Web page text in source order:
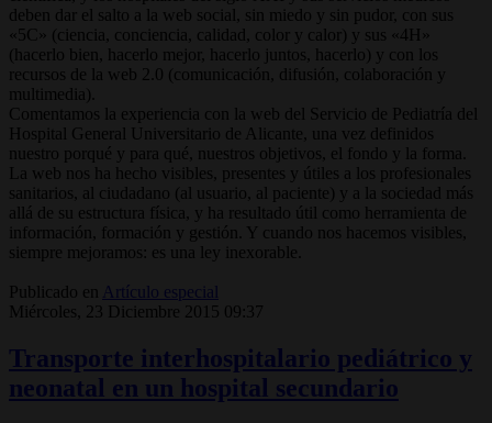
deben dar el salto a la web social, sin miedo y sin pudor, con sus
«5C» (ciencia, conciencia, calidad, color y calor) y sus «4H»
(hacerlo bien, hacerlo mejor, hacerlo juntos, hacerlo) y con los
recursos de la web 2.0 (comunicación, difusión, colaboración y
multimedia).
Comentamos la experiencia con la web del Servicio de Pediatría del
Hospital General Universitario de Alicante, una vez definidos
nuestro porqué y para qué, nuestros objetivos, el fondo y la forma.
La web nos ha hecho visibles, presentes y útiles a los profesionales
sanitarios, al ciudadano (al usuario, al paciente) y a la sociedad más
allá de su estructura física, y ha resultado útil como herramienta de
información, formación y gestión. Y cuando nos hacemos visibles,
siempre mejoramos: es una ley inexorable.
Publicado en
Artículo especial
Miércoles, 23 Diciembre 2015 09:37
Transporte interhospitalario pediátrico y
neonatal en un hospital secundario